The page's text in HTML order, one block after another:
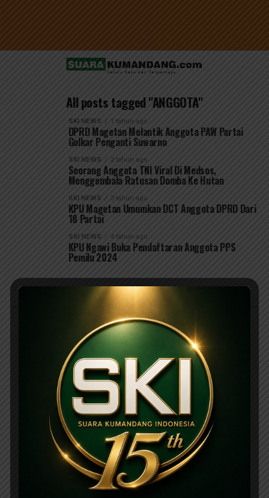
All posts tagged "ANGGOTA"
SKI NEWS 1 tahun ago
DPRD Magetan Melantik Anggota PAW Partai
Golkar Penganti Suwarno
SKI NEWS 2 tahun ago
Seorang Anggota TNI Viral Di Medsos,
Menggembala Ratusan Domba Ke Hutan
SKI NEWS 3 tahun ago
KPU Magetan Umumkan DCT Anggota DPRD Dari
18 Partai
SKI NEWS 4 tahun ago
KPU Ngawi Buka Pendaftaran Anggota PPS
Pemilu 2024
ADVETORIAL